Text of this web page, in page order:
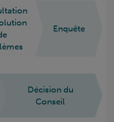
Enquête
Décision du
Conseil